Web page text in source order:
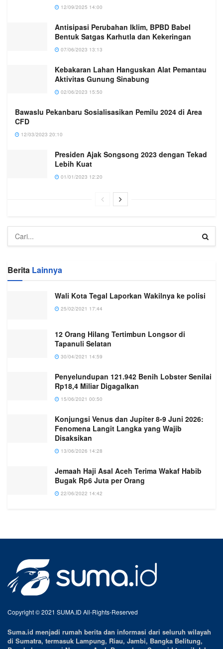
12/09/2025 14:00
Antisipasi Perubahan Iklim, BPBD Babel
Bentuk Satgas Karhutla dan Kekeringan
07/06/2023 13:13
Kebakaran Lahan Hanguskan Alat Pemantau
Aktivitas Gunung Sinabung
02/06/2023 15:50
Bawaslu Pekanbaru Sosialisasikan Pemilu 2024 di Area
CFD
12/03/2023 20:10
Presiden Ajak Songsong 2023 dengan Tekad
Lebih Kuat
01/01/2023 12:20
Berita Lainnya
Wali Kota Tegal Laporkan Wakilnya ke polisi
25/02/2021 17:44
12 Orang Hilang Tertimbun Longsor di
Tapanuli Selatan
30/04/2021 14:59
Penyelundupan 121.942 Benih Lobster Senilai
Rp18,4 Miliar Digagalkan
15/06/2021 00:50
Konjungsi Venus dan Jupiter 8-9 Juni 2026:
Fenomena Langit Langka yang Wajib
Disaksikan
13/06/2026 14:28
Jemaah Haji Asal Aceh Terima Wakaf Habib
Bugak Rp6 Juta per Orang
22/06/2022 14:42
Copyright © 2021 SUMA.ID All-Rights-Reserved
Suma.id menjadi rumah berita dan informasi dari seluruh wilayah
di Sumatra, termasuk Lampung, Riau, Jambi, Bangka Belitung,